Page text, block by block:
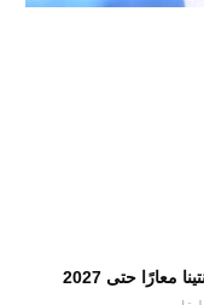
معارًا حتى 2027